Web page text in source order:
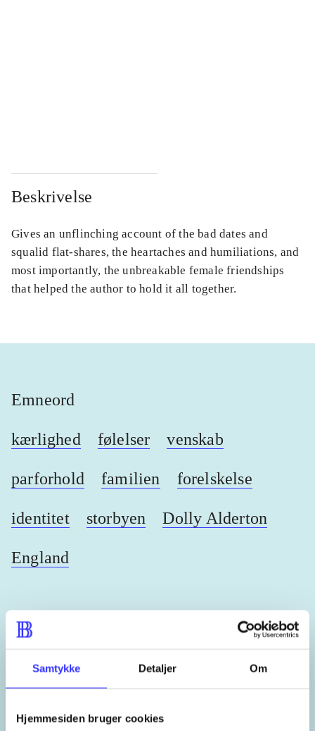
Samtykke Detaljer Om
Hjemmesiden bruger cookies
Beskrivelse
Gives an unflinching account of the bad dates and
squalid flat-shares, the heartaches and humiliations, and
most importantly, the unbreakable female friendships
that helped the author to hold it all together.
Emneord
kærlighed følelser venskab
parforhold familien forelskelse
identitet storbyen Dolly Alderton
England
Lignende emneord
heste børnebøger ridning hestesygdomme